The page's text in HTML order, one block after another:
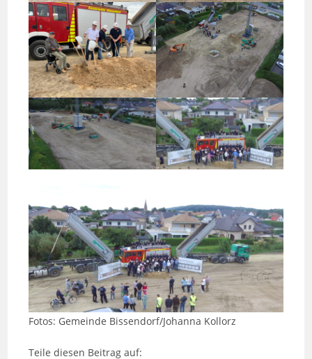
Fotos: Gemeinde Bissendorf/Johanna Kollorz
Teile diesen Beitrag auf: